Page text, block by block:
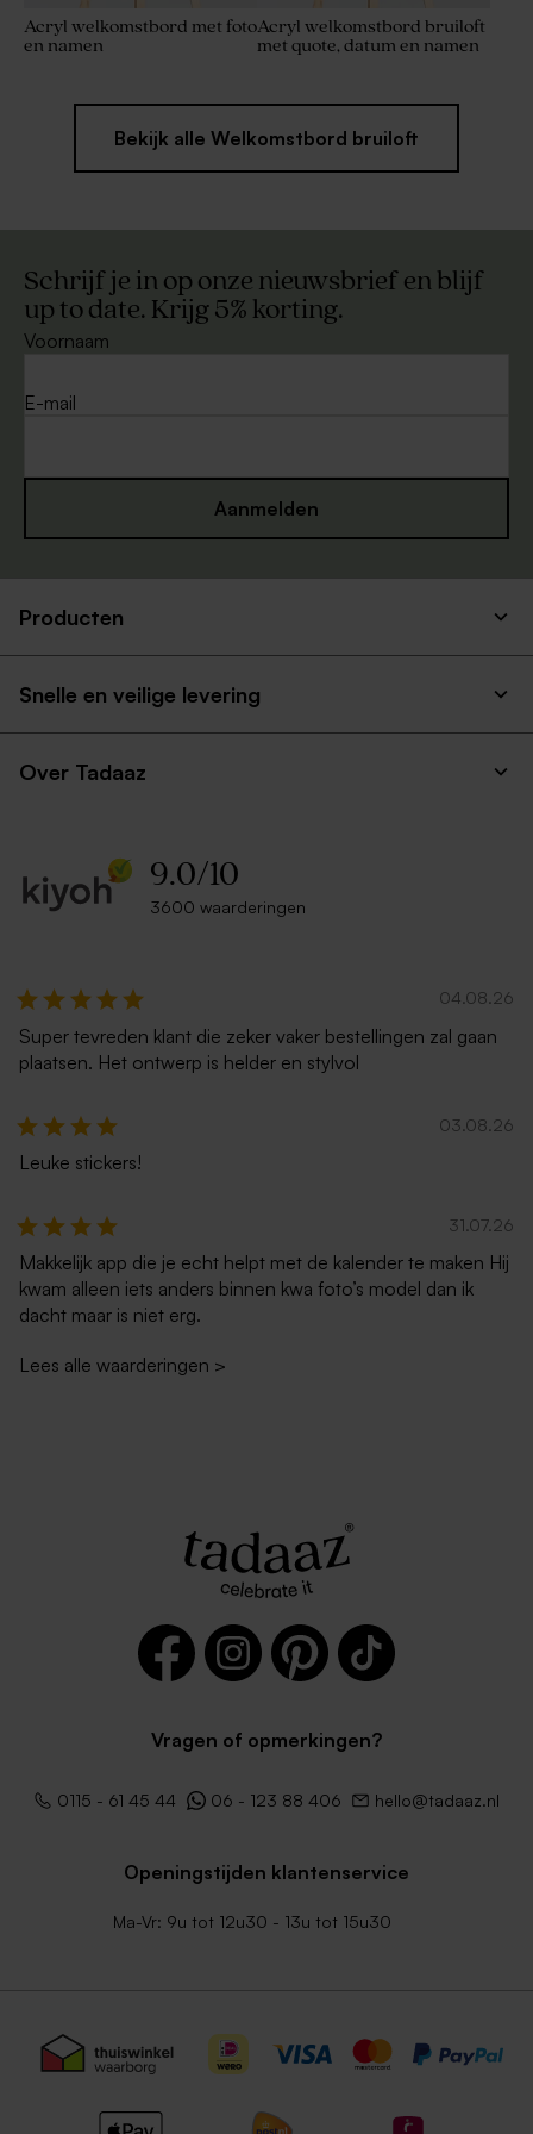
Acryl welkomstbord met foto
en namen
Acryl welkomstbord bruiloft
met quote, datum en namen
Bekijk alle Welkomstbord bruiloft
Schrijf je in op onze nieuwsbrief en blijf
up to date. Krijg 5% korting.
Voornaam
E-mail
Aanmelden
Producten
Snelle en veilige levering
Over Tadaaz
9.0/10
3600 waarderingen
04.08.26
Super tevreden klant die zeker vaker bestellingen zal gaan
plaatsen. Het ontwerp is helder en stylvol
03.08.26
Leuke stickers!
31.07.26
Makkelijk app die je echt helpt met de kalender te maken Hij
kwam alleen iets anders binnen kwa foto’s model dan ik
dacht maar is niet erg.
Lees alle waarderingen >
Vragen of opmerkingen?
0115 - 61 45 44 06 - 123 88 406 hello@tadaaz.nl
Openingstijden klantenservice
Ma-Vr: 9u tot 12u30 - 13u tot 15u30